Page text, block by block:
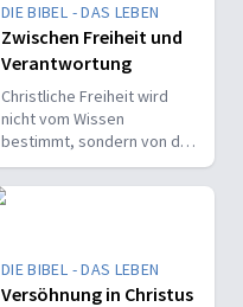
DIE BIBEL - DAS LEBEN
Zwischen Freiheit und
Verantwortung
Christliche Freiheit wird
nicht vom Wissen
bestimmt, sondern von der
Beziehung zum Nächsten –
und vom Ziel, Gott zu ehren.
DIE BIBEL - DAS LEBEN
Versöhnung in Christus